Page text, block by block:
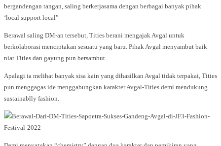
bergandengan tangan, saling berkerjasama dengan berbagai banyak pihak
‘local support local”
Berawal saling DM-an tersebut, Tities berani mengajak Avgal untuk
berkolaborasi menciptakan sesuatu yang baru. Pihak Avgal menyambut baik
niat Tities dan gayung pun bersambut.
Apalagi ia melihat banyak sisa kain yang dihasilkan Avgal tidak terpakai, Tities
pun menggagas ide menggabungkan karakter Avgal-Tities demi mendukung
sustainablly fashion.